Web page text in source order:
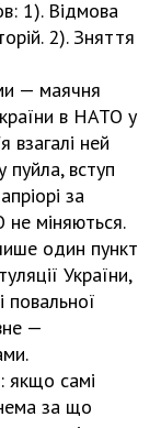
1). Відмова
2). Зняття
— маячня
в НАТО у
взагалі ней
пуйла, вступ
за
міняються.
один пункт
України,
повальної
—
якщо самі
за що